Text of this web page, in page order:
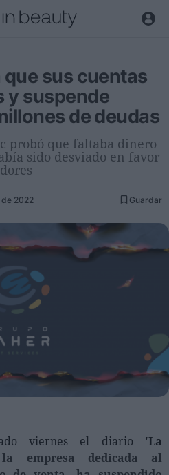
sus cuentas
y suspende
de deudas
probó que faltaba dinero
sido desviado en favor
2022 Guardar
viernes el diario 'La
empresa dedicada al